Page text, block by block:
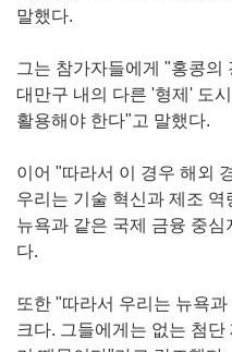
말했다.
그는 참가자들에게 "홍콩의
대만구 내의 다른 '형제' 도
활용해야 한다"고 말했다.
이어 "따라서 이 경우 해외
우리는 기술 혁신과 제조 역
뉴욕과 같은 국제 금융 중
다.
또한 "따라서 우리는 뉴욕
크다. 그들에게는 없는 첨